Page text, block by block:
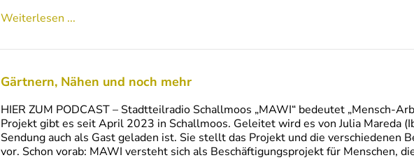
Weiterlesen ...
Gärtnern, Nähen und noch mehr
HIER ZUM PODCAST – Stadtteilradio Schallmoos „MAWI“ bedeutet „Mensch-
Projekt gibt es seit April 2023 in Schallmoos. Geleitet wird es von Julia Mareda
Sendung auch als Gast geladen ist. Sie stellt das Projekt und die verschiedenen
vor. Schon vorab: MAWI versteht sich als Beschäftigungsprojekt für Menschen,